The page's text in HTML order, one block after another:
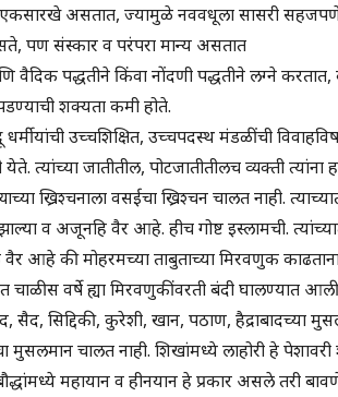
एकसारखे असतात, ज्यामुळे नववधूला सासरी
पण संस्कार व परंपरा मान्य असतात
पद्धतीने किंवा नोंदणी पद्धतीने लग्ने
शक्यता कमी होते.
धर्मीयांची उच्चशिक्षित, उच्चपदस्थ मंडळींची
येते. त्यांच्या जातीतील, पोटजातीतीलच व्यक्ती
ख्रिश्चनाला वसईचा ख्रिश्चन चालत नाही.
व अजूनहि वैर आहे. हीच गोष्ट इस्लामची.
आहे की मोहरमच्या ताबुताच्या मिरवणुक
वर्षे ह्या मिरवणुकींवरती बंदी घालण्यात आली
सिद्दिकी, कुरेशी, खान, पठाण, हैद्राबादच्या
चालत नाही. शिखांमध्ये लाहोरी हे
महायान व हीनयान हे प्रकार असले तरी